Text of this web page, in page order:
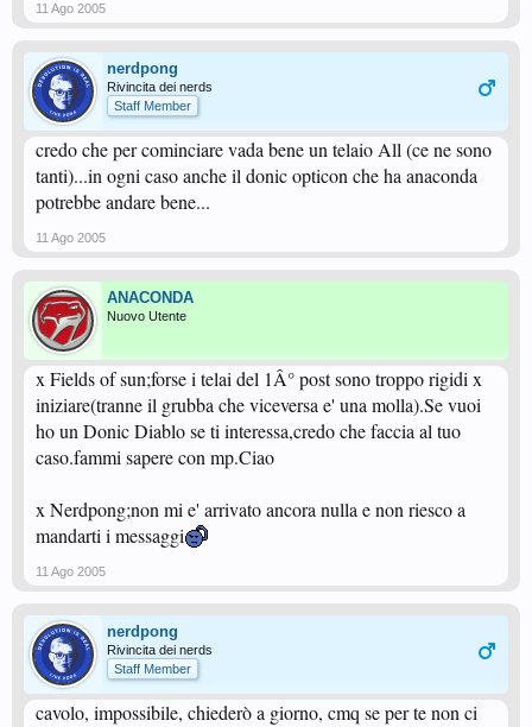
11 Ago 2005
nerdpong
Rivincita dei nerds
Staff Member
credo che per cominciare vada bene un telaio All (ce ne sono
tanti)...in ogni caso anche il donic opticon che ha anaconda
potrebbe andare bene...
11 Ago 2005
ANACONDA
Nuovo Utente
x Fields of sun;forse i telai del 1Â° post sono troppo rigidi x
iniziare(tranne il grubba che viceversa e' una molla).Se vuoi
ho un Donic Diablo se ti interessa,credo che faccia al tuo
caso.fammi sapere con mp.Ciao
x Nerdpong;non mi e' arrivato ancora nulla e non riesco a
mandarti i messaggi
11 Ago 2005
nerdpong
Rivincita dei nerds
Staff Member
cavolo, impossibile, chiederò a giorno, cmq se per te non ci